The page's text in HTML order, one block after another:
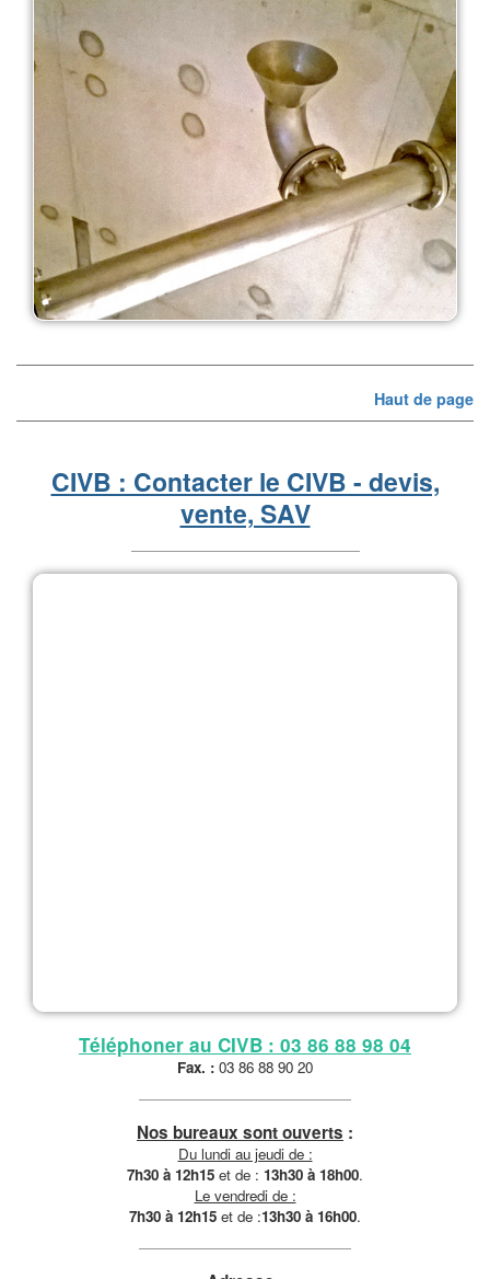
Haut de page
CIVB : Contacter le CIVB - devis,
vente, SAV
Téléphoner au CIVB : 03 86 88 98 04
Fax. : 03 86 88 90 20
Nos bureaux sont ouverts :
Du lundi au jeudi de :
7h30 à 12h15 et de : 13h30 à 18h00.
Le vendredi de :
7h30 à 12h15 et de :13h30 à 16h00.